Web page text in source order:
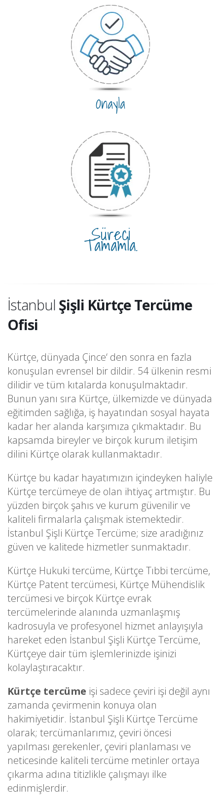
Onayla
Süreci
Tamamla.
İstanbul Şişli Kürtçe Tercüme
Ofisi
Kürtçe, dünyada Çince‘ den sonra en fazla
konuşulan evrensel bir dildir. 54 ülkenin resmi
dilidir ve tüm kıtalarda konuşulmaktadır.
Bunun yanı sıra Kürtçe, ülkemizde ve dünyada
eğitimden sağlığa, iş hayatından sosyal hayata
kadar her alanda karşımıza çıkmaktadır. Bu
kapsamda bireyler ve birçok kurum iletişim
dilini Kürtçe olarak kullanmaktadır.
Kürtçe bu kadar hayatımızın içindeyken haliyle
Kürtçe tercümeye de olan ihtiyaç artmıştır. Bu
yüzden birçok şahıs ve kurum güvenilir ve
kaliteli firmalarla çalışmak istemektedir.
İstanbul Şişli Kürtçe Tercüme; size aradığınız
güven ve kalitede hizmetler sunmaktadır.
Kürtçe Hukuki tercüme, Kürtçe Tıbbi tercüme,
Kürtçe Patent tercümesi, Kürtçe Mühendislik
tercümesi ve birçok Kürtçe evrak
tercümelerinde alanında uzmanlaşmış
kadrosuyla ve profesyonel hizmet anlayışıyla
hareket eden İstanbul Şişli Kürtçe Tercüme,
Kürtçeye dair tüm işlemlerinizde işinizi
kolaylaştıracaktır.
Kürtçe tercüme işi sadece çeviri işi değil aynı
zamanda çevirmenin konuya olan
hakimiyetidir. İstanbul Şişli Kürtçe Tercüme
olarak; tercümanlarımız, çeviri öncesi
yapılması gerekenler, çeviri planlaması ve
neticesinde kaliteli tercüme metinler ortaya
çıkarma adına titizlikle çalışmayı ilke
edinmişlerdir.